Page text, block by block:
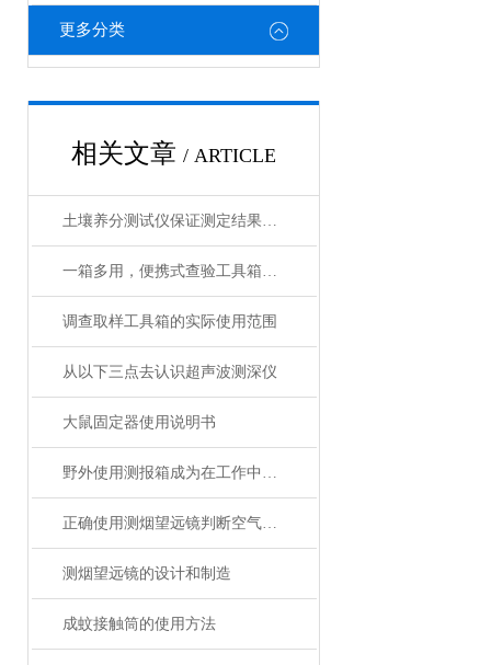
更多分类
相关文章 / ARTICLE
土壤养分测试仪保证测定结果精度
一箱多用，便携式查验工具箱助力现场检查
调查取样工具箱的实际使用范围
从以下三点去认识超声波测深仪
大鼠固定器使用说明书
野外使用测报箱成为在工作中*的工具
正确使用测烟望远镜判断空气质量的方法
测烟望远镜的设计和制造
成蚊接触筒的使用方法